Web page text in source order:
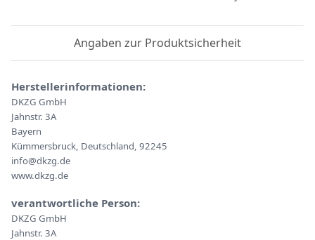
Angaben zur Produktsicherheit
Herstellerinformationen:
DKZG GmbH
Jahnstr. 3A
Bayern
Kümmersbruck, Deutschland, 92245
info@dkzg.de
www.dkzg.de
verantwortliche Person:
DKZG GmbH
Jahnstr. 3A